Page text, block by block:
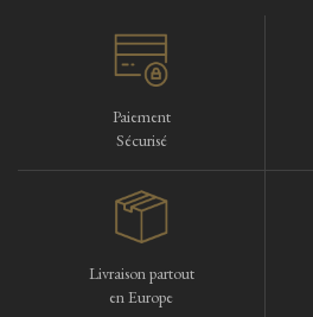
Paiement
Sécurisé
Livraison partout
en Europe